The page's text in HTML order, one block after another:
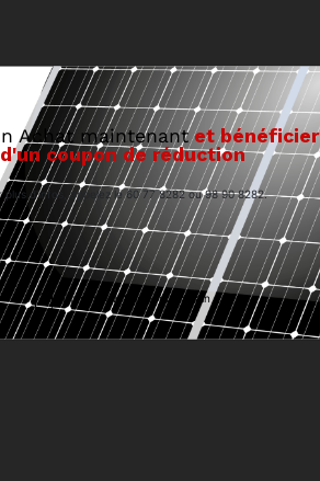
Achat maintenantet bénéficier
d'un coupon de réduction
plus d'infos, appelez le 60 77 8282 ou 98 90 8282.
Don't show this popup again